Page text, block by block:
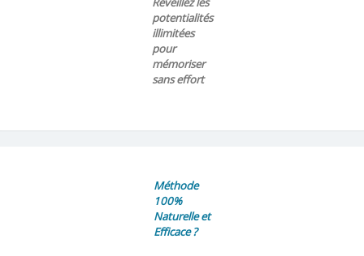
potentialités
illimitées
pour
mémoriser
sans effort
Méthode
100%
Naturelle et
Efficace ?